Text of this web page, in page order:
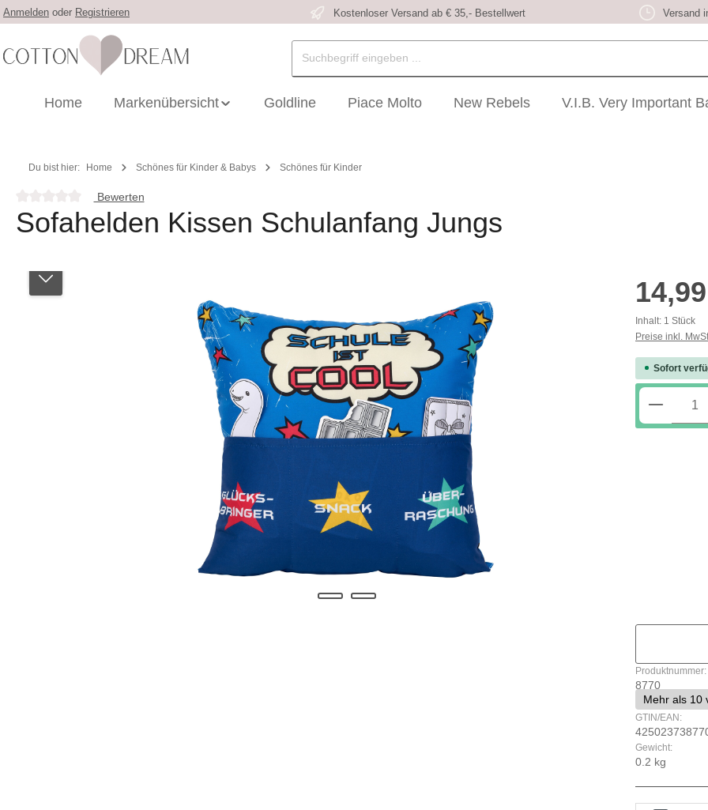
Hauptinhalt springen
Zur Suche springen
Zur Hauptnavigation springen
Anmelden oder Registrieren Kostenloser Versand ab € 35,- Bestellwert Versand
Home Markenübersicht Goldline Piace Molto New Rebels V.I.B. Very Important
Du bist hier: Home Schönes für Kinder & Babys Schönes für Kinder
Durchschnittliche Bewertung von 0 von 5 Sternen
Bewerten
Sofahelden Kissen Schulanfang Jungs
Bildergalerie überspringen
Inhalt: 1 Stück
Preise inkl.
Sofort
In
Produktnummer:
8770
Mehr als 10
GTIN/EAN:
Gewicht:
0.2 kg